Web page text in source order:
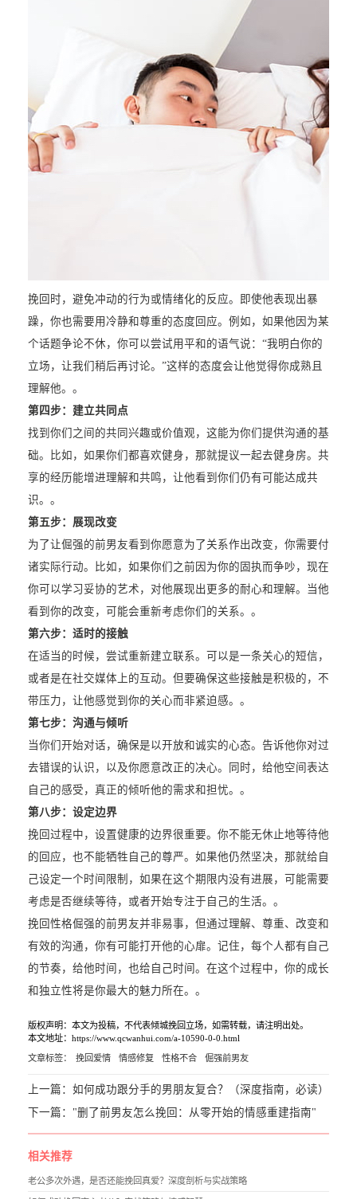
挽回时，避免冲动的行为或情绪化的反应。即使他表现出暴
躁，你也需要用冷静和尊重的态度回应。例如，如果他因为某
个话题争论不休，你可以尝试用平和的语气说：“我明白你的
立场，让我们稍后再讨论。”这样的态度会让他觉得你成熟且
理解他。。
第四步：建立共同点
找到你们之间的共同兴趣或价值观，这能为你们提供沟通的基
础。比如，如果你们都喜欢健身，那就提议一起去健身房。共
享的经历能增进理解和共鸣，让他看到你们仍有可能达成共
识。。
第五步：展现改变
为了让倔强的前男友看到你愿意为了关系作出改变，你需要付
诸实际行动。比如，如果你们之前因为你的固执而争吵，现在
你可以学习妥协的艺术，对他展现出更多的耐心和理解。当他
看到你的改变，可能会重新考虑你们的关系。。
第六步：适时的接触
在适当的时候，尝试重新建立联系。可以是一条关心的短信，
或者是在社交媒体上的互动。但要确保这些接触是积极的，不
带压力，让他感觉到你的关心而非紧迫感。。
第七步：沟通与倾听
当你们开始对话，确保是以开放和诚实的心态。告诉他你对过
去错误的认识，以及你愿意改正的决心。同时，给他空间表达
自己的感受，真正的倾听他的需求和担忧。。
第八步：设定边界
挽回过程中，设置健康的边界很重要。你不能无休止地等待他
的回应，也不能牺牲自己的尊严。如果他仍然坚决，那就给自
己设定一个时间限制，如果在这个期限内没有进展，可能需要
考虑是否继续等待，或者开始专注于自己的生活。。
挽回性格倔强的前男友并非易事，但通过理解、尊重、改变和
有效的沟通，你有可能打开他的心扉。记住，每个人都有自己
的节奏，给他时间，也给自己时间。在这个过程中，你的成长
和独立性将是你最大的魅力所在。。
版权声明：本文为投稿，不代表倾城挽回立场，如需转载，请注明出处。
本文地址：https://www.qcwanhui.com/a-10590-0-0.html
文章标签： 挽回爱情 情感修复 性格不合 倔强前男友
上一篇： 如何成功跟分手的男朋友复合？（深度指南，必读）
下一篇： "删了前男友怎么挽回：从零开始的情感重建指南"
相关推荐
老公多次外遇，是否还能挽回真爱？深度剖析与实战策略